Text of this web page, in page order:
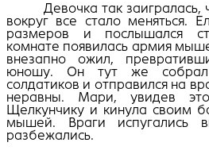
Девочка так заигралась,
вокруг все стало меняться.
размеров и послышался
комнате появилась армия
внезапно ожил,
юношу. Он тут же
солдатиков и отправился на
неравны. Мари, увидев
Щелкунчику и кинула своим
мышей. Враги испугались
разбежались.